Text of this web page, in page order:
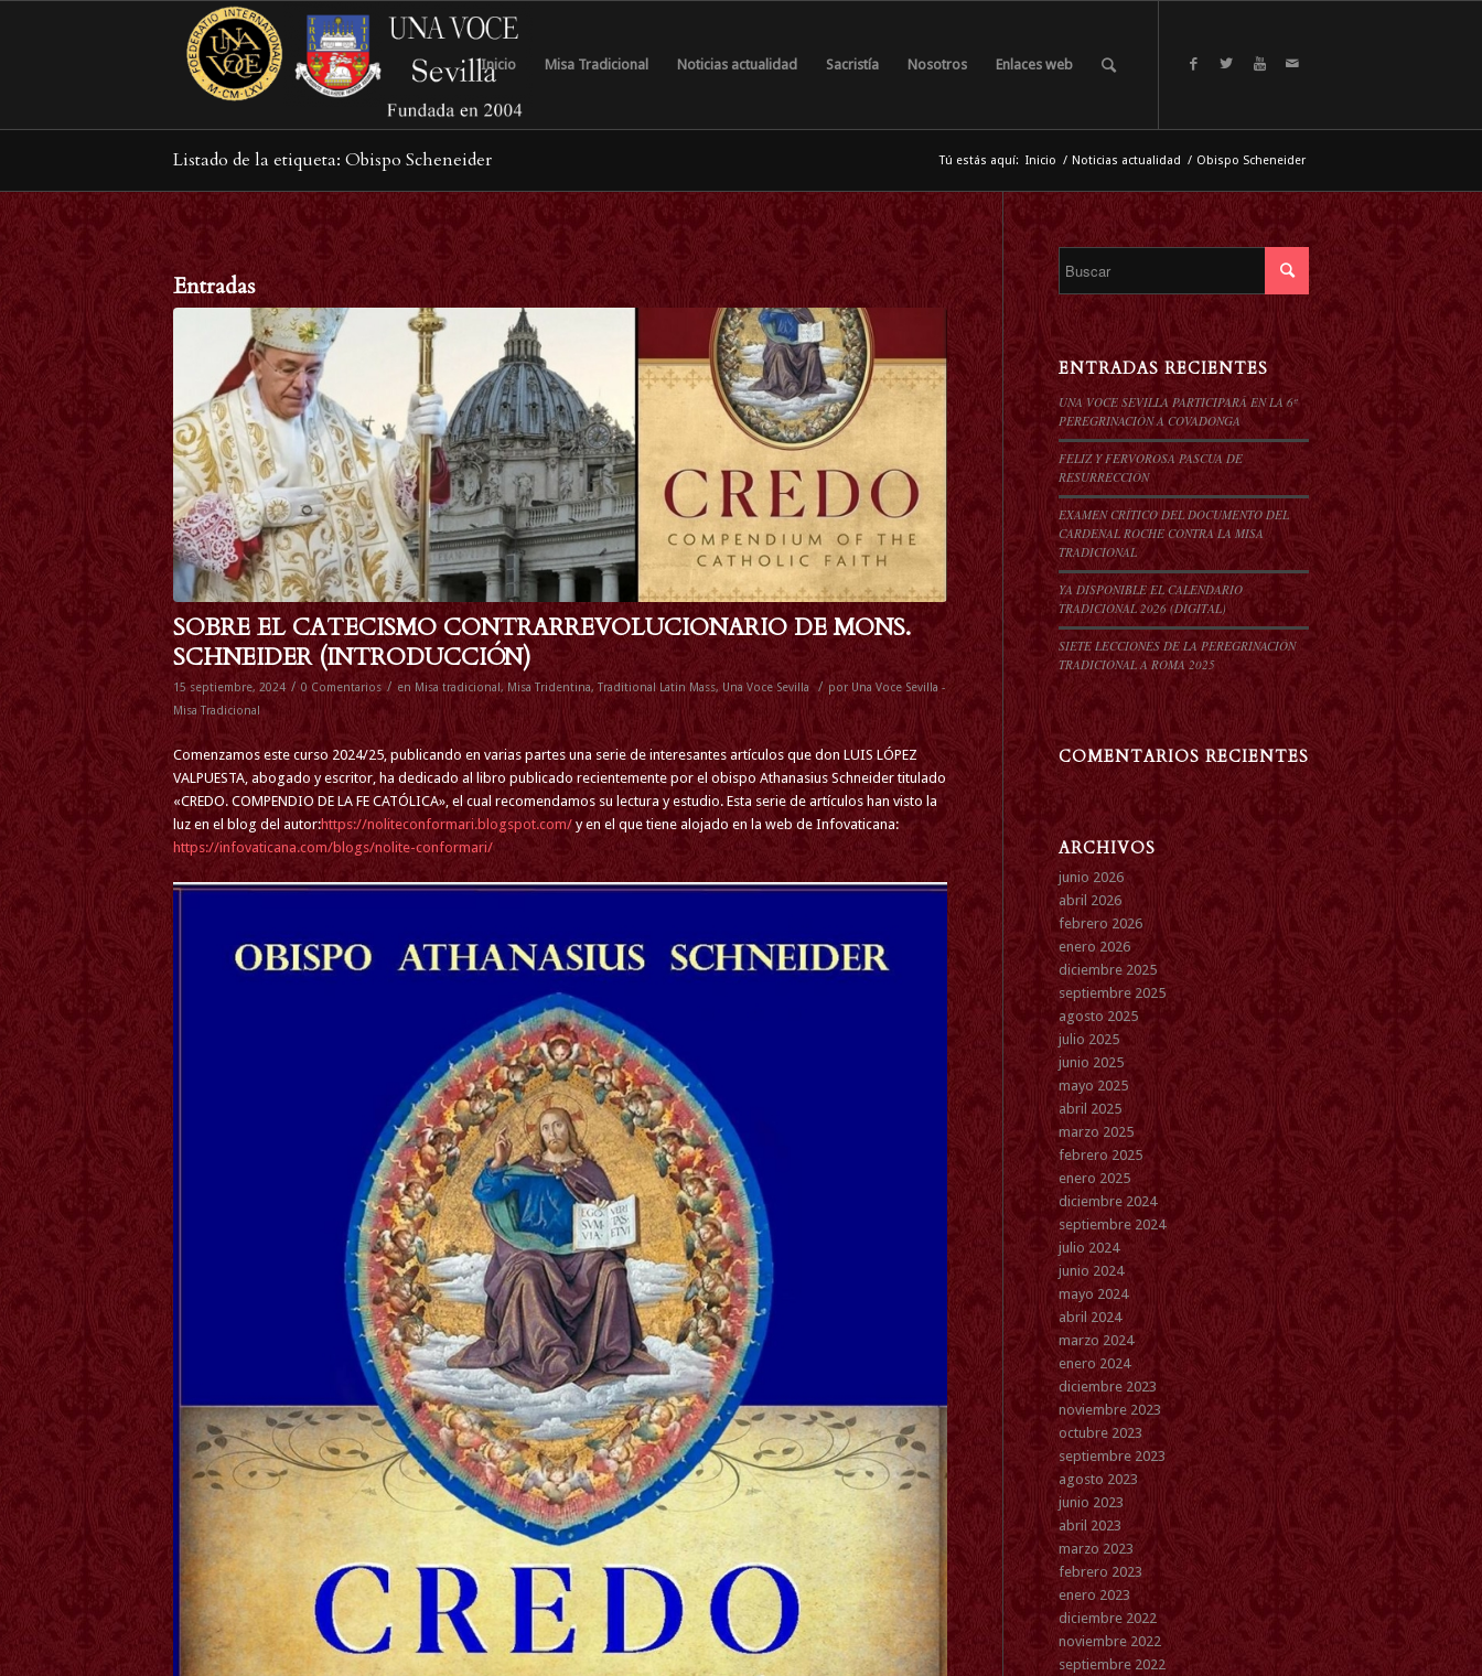
Inicio Misa Tradicional Noticias actualidad Sacristía Nosotros Enlaces web
Listado de la etiqueta: Obispo Scheneider Tú estás aquí: Inicio / Noticias actualidad / Obispo Scheneider
Entradas
SOBRE EL CATECISMO CONTRARREVOLUCIONARIO DE MONS.
SCHNEIDER (INTRODUCCIÓN)
15 septiembre, 2024 / 0 Comentarios / en Misa tradicional, Misa Tridentina, Traditional Latin Mass, Una Voce Sevilla / por Una Voce Sevilla -
Misa Tradicional
Comenzamos este curso 2024/25, publicando en varias partes una serie de interesantes artículos que don LUIS LÓPEZ
VALPUESTA, abogado y escritor, ha dedicado al libro publicado recientemente por el obispo Athanasius Schneider titulado
«CREDO. COMPENDIO DE LA FE CATÓLICA», el cual recomendamos su lectura y estudio. Esta serie de artículos han visto la
luz en el blog del autor:https://noliteconformari.blogspot.com/ y en el que tiene alojado en la web de Infovaticana:
https://infovaticana.com/blogs/nolite-conformari/
ENTRADAS RECIENTES
UNA VOCE SEVILLA PARTICIPARÁ EN LA 6º
PEREGRINACIÓN A COVADONGA
FELIZ Y FERVOROSA PASCUA DE
RESURRECCIÓN
EXAMEN CRÍTICO DEL DOCUMENTO DEL
CARDENAL ROCHE CONTRA LA MISA
TRADICIONAL
YA DISPONIBLE EL CALENDARIO
TRADICIONAL 2026 (DIGITAL)
SIETE LECCIONES DE LA PEREGRINACIÓN
TRADICIONAL A ROMA 2025
COMENTARIOS RECIENTES
ARCHIVOS
junio 2026
abril 2026
febrero 2026
enero 2026
diciembre 2025
septiembre 2025
agosto 2025
julio 2025
junio 2025
mayo 2025
abril 2025
marzo 2025
febrero 2025
enero 2025
diciembre 2024
septiembre 2024
julio 2024
junio 2024
mayo 2024
abril 2024
marzo 2024
enero 2024
diciembre 2023
noviembre 2023
octubre 2023
septiembre 2023
agosto 2023
junio 2023
abril 2023
marzo 2023
febrero 2023
enero 2023
diciembre 2022
noviembre 2022
septiembre 2022